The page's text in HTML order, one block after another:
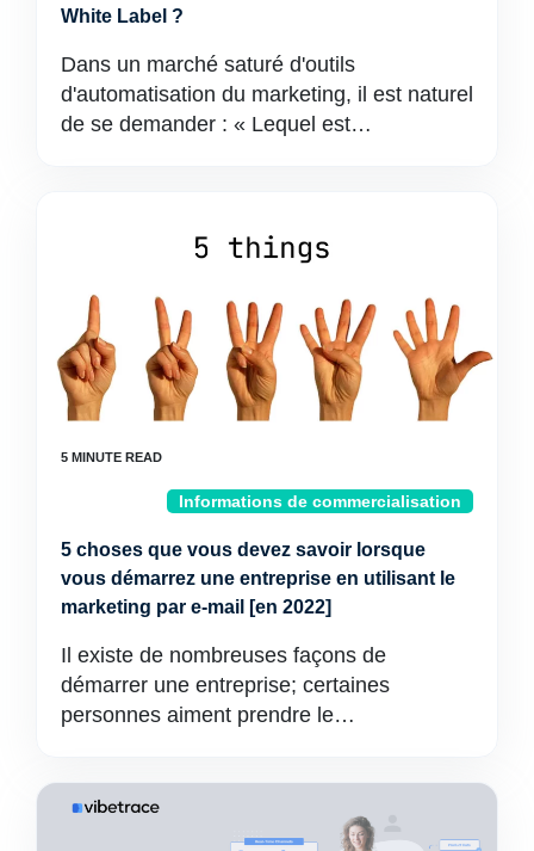
White Label ?
Dans un marché saturé d'outils
d'automatisation du marketing, il est naturel
de se demander : « Lequel est…
Informations de commercialisation
5 choses que vous devez savoir lorsque
vous démarrez une entreprise en utilisant le
marketing par e-mail [en 2022]
Il existe de nombreuses façons de
démarrer une entreprise; certaines
personnes aiment prendre le…